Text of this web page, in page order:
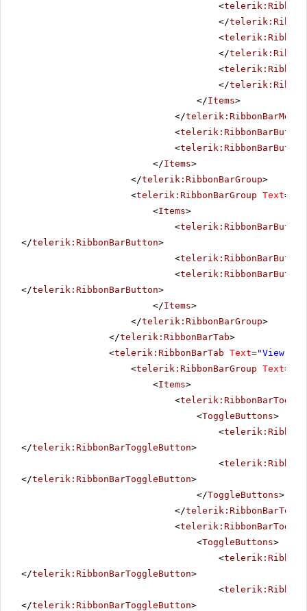
<
</
<
</
<
</
</Items>
</telerik:RibbonBarMenu
<telerik:RibbonBarButton
<telerik:RibbonBarButton
</Items>
</telerik:RibbonBarGroup>
<telerik:RibbonBarGroup Text=
<Items>
<telerik:RibbonBarButton
</telerik:RibbonBarButton>
<telerik:RibbonBarButton
<telerik:RibbonBarButton
</telerik:RibbonBarButton>
</Items>
</telerik:RibbonBarGroup>
</telerik:RibbonBarTab>
<telerik:RibbonBarTab Text="View"
<telerik:RibbonBarGroup Text=
<Items>
<
<ToggleButtons>
<
</telerik:RibbonBarToggleButton>
<
</telerik:RibbonBarToggleButton>
</ToggleButtons>
</
<
<ToggleButtons>
<
</telerik:RibbonBarToggleButton>
<
</telerik:RibbonBarToggleButton>